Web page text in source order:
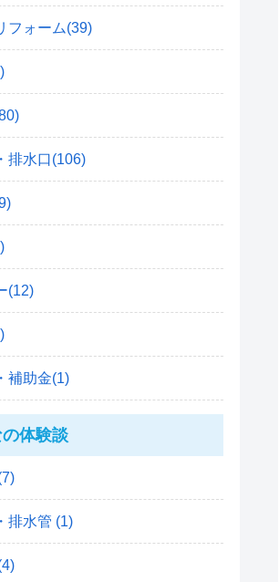
フォーム(39)
排水口(106)
(12)
補助金(1)
体験談
排水管 (1)